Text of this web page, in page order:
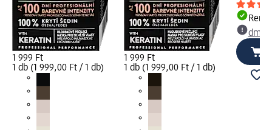
1 999 Ft
1 db (1 999,00 Ft / 1 db)
1 999 Ft
1 db (1 999,00 Ft / 1 db)
dm